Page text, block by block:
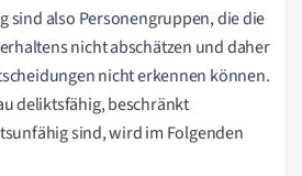
sind also Personengruppen, die die
nicht abschätzen und daher
nicht erkennen können.
deliktsfähig, beschränkt
sind, wird im Folgenden